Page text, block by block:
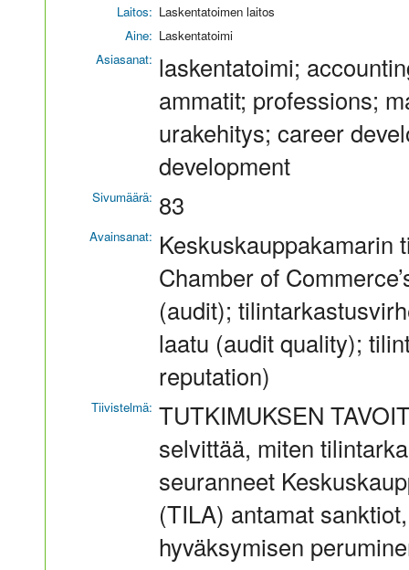
Laitos: Laskentatoimen laitos
Aine: Laskentatoimi
Asiasanat: laskentatoimi;
ammatit; professions;
urakehitys; career
development
Sivumäärä: 83
Avainsanat: Keskuskauppakamarin
Chamber of
(audit);
laatu (audit quality);
reputation)
Tiivistelmä: TUTKIMUKSEN
selvittää, miten
seuranneet
(TILA) antamat
hyväksymisen